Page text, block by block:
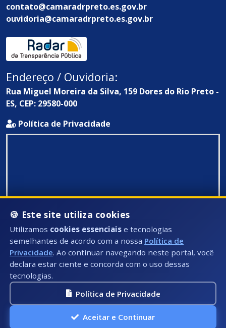
contato@camaradrpreto.es.gov.br
ouvidoria@camaradrpreto.es.gov.br
Endereço / Ouvidoria:
Rua Miguel Moreira da Silva, 159 Dores do Rio Preto -
ES, CEP: 29580-000
Política de Privacidade
Todos Direitos Reservados ©: 2026
🍪 Este site utiliza cookies
Utilizamos cookies essenciais e tecnologias
semelhantes de acordo com a nossa Política de
Privacidade. Ao continuar navegando neste portal, você
declara estar ciente e concorda com o uso dessas
tecnologias.
Política de Privacidade
Aceitar e Continuar